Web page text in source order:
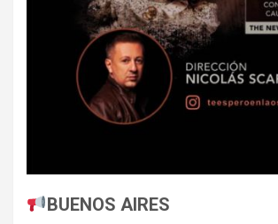
BUENOS AIRES